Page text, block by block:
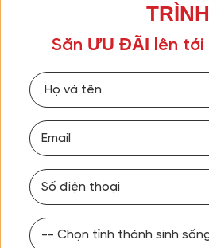
TRÌNH
Săn ƯU ĐÃI lên tới